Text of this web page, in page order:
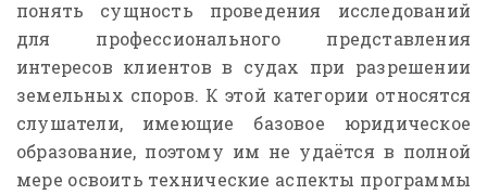
понять сущность проведения исследований
для профессионального представления
интересов клиентов в судах при разрешении
земельных споров. К этой категории относятся
слушатели, имеющие базовое юридическое
образование, поэтому им не удаётся в полной
мере освоить технические аспекты программы